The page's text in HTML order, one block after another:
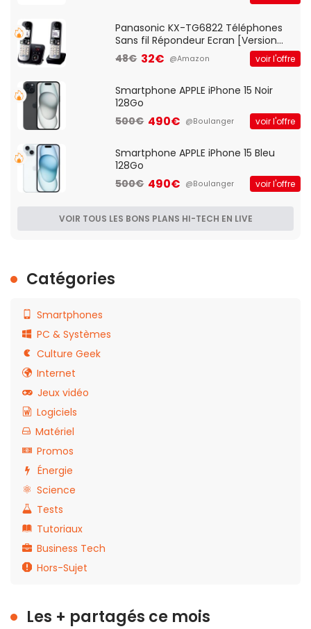
d'accès et Bridge, contrôle Parental,
Panasonic KX-TG6822 Téléphones
Sans fil Répondeur Ecran [Version
Française]
48€ 32€ @Amazon voir l'offre
Smartphone APPLE iPhone 15 Noir
128Go
500€ 490€ @Boulanger voir l'offre
Smartphone APPLE iPhone 15 Bleu
128Go
500€ 490€ @Boulanger voir l'offre
VOIR TOUS LES BONS PLANS HI-TECH EN LIVE
Catégories
Smartphones
PC & Systèmes
Culture Geek
Internet
Jeux vidéo
Logiciels
Matériel
Promos
Énergie
Science
Tests
Tutoriaux
Business Tech
Hors-Sujet
Les + partagés ce mois